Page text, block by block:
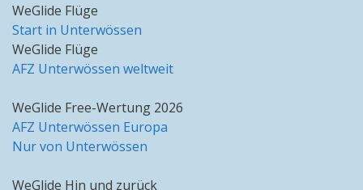
WeGlide Flüge
Start in Unterwössen
WeGlide Flüge
AFZ Unterwössen weltweit
WeGlide Free-Wertung 2026
AFZ Unterwössen Europa
Nur von Unterwössen
WeGlide Hin und zurück